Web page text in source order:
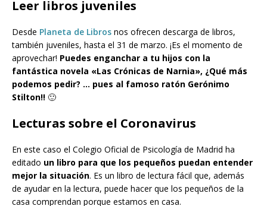
Leer libros juveniles
Desde Planeta de Libros nos ofrecen descarga de libros,
también juveniles, hasta el 31 de marzo. ¡Es el momento de
aprovechar! Puedes enganchar a tu hijos con la
fantástica novela «Las Crónicas de Narnia», ¿Qué más
podemos pedir? … pues al famoso ratón Gerónimo
Stilton!! 🙂
Lecturas sobre el Coronavirus
En este caso el Colegio Oficial de Psicología de Madrid ha
editado un libro para que los pequeños puedan entender
mejor la situación. Es un libro de lectura fácil que, además
de ayudar en la lectura, puede hacer que los pequeños de la
casa comprendan porque estamos en casa.